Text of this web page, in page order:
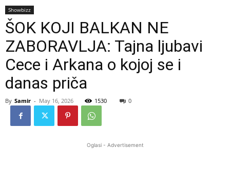
Showbizz
ŠOK KOJI BALKAN NE
ZABORAVLJA: Tajna ljubavi
Cece i Arkana o kojoj se i
danas priča
By Samir - May 16, 2026 1530 0
Oglasi - Advertisement